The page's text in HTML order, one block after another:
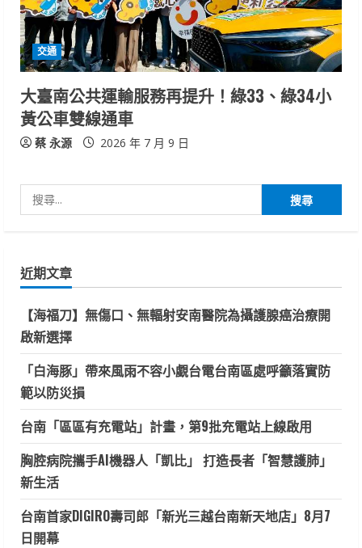
交通
大臺南公共運輸服務再提升！綠33、綠34小
黃公車雙線通車
蔡 永源 2026 年 7 月 9 日
尋
字:
近期文章
【海福刀】無傷口、無輻射安南醫院為攝護腺癌治療開
啟新選擇
「白海豚」帶來風雨不容小覷台電台南區處呼籲落實防
範以防災損
台南「區區有充電站」計畫，第9批充電站上線啟用
胸腔病院攜手AI機器人「凱比」 打造長者「智慧護肺」
新生活
台南首家DIGIRO壽司郎「新光三越台南新天地店」8月7
日開幕